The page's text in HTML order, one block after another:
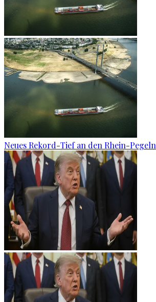
Neues Rekord-Tief an den Rhein-Pegeln